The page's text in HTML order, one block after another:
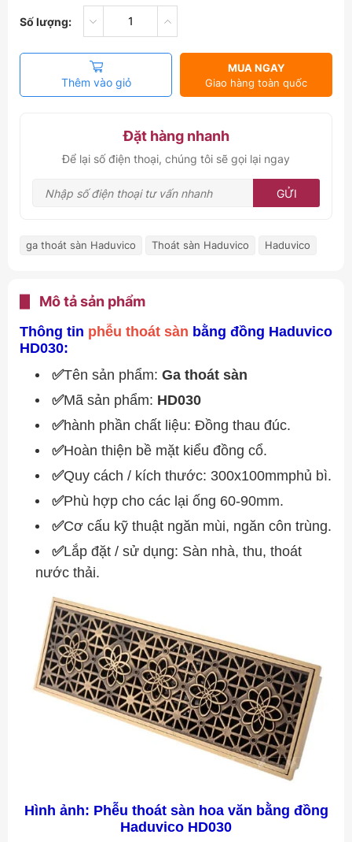
Số lượng:
Thêm vào giỏ
MUA NGAY
Giao hàng toàn quốc
Đặt hàng nhanh
Để lại số điện thoại, chúng tôi sẽ gọi lại ngay
GỬI
ga thoát sàn Haduvico Thoát sàn Haduvico Haduvico
Mô tả sản phẩm
Thông tin phễu thoát sàn bằng đồng Haduvico
HD030:
✅Tên sản phẩm: Ga thoát sàn
✅Mã sản phẩm: HD030
✅hành phần chất liệu: Đồng thau đúc.
✅Hoàn thiện bề mặt kiểu đồng cổ.
✅Quy cách / kích thước: 300x100mmphủ bì.
✅Phù hợp cho các lại ống 60-90mm.
✅Cơ cấu kỹ thuật ngăn mùi, ngăn côn trùng.
✅Lắp đặt / sử dụng: Sàn nhà, thu, thoát
nước thải.
Hình ảnh: Phễu thoát sàn hoa văn bằng đồng
Haduvico HD030